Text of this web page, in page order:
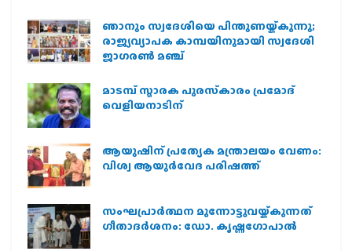
ഞാനും സ്വദേശിയെ പിന്തുണയ്ക്കുന്നു;
രാജ്യവ്യാപക കാമ്പയിനുമായി സ്വദേശി
ജാഗരണ്‍ മഞ്ച്
മാടമ്പ് സ്മാരക പുരസ്‌കാരം പ്രമോദ്
വെളിയനാടിന്
ആയുഷിന് പ്രത്യേക മന്ത്രാലയം വേണം:
വിശ്വ ആയുര്‍വേദ പരിഷത്ത്
സംഘപ്രാര്‍ത്ഥന മുന്നോട്ടുവയ്ക്കുന്നത്
ഗീതാദര്‍ശനം: ഡോ. കൃഷ്ണഗോപാല്‍